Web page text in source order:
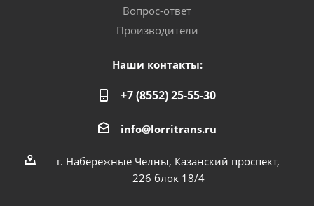
Вопрос-ответ
Производители
Наши контакты:
+7 (8552) 25-55-30
info@lorritrans.ru
г. Набережные Челны, Казанский проспект,
226 блок 18/4